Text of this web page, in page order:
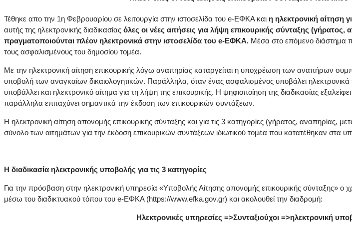
Τέθηκε απο την 1η Φεβρουαρίου σε λειτουργία στην ιστοσελίδα του e-ΕΦΚΑ και η ηλεκτρονική αίτηση
αυτής της ηλεκτρονικής διαδικασίας όλες οι νέες αιτήσεις για λήψη επικουρικής σύνταξης
πραγματοποιούνται πλέον ηλεκτρονικά στην ιστοσελίδα του e-ΕΦΚΑ. Μέσα στο επόμενο διάστημα
τους ασφαλισμένους του δημοσίου τομέα.
Με την ηλεκτρονική αίτηση επικουρικής λόγω αναπηρίας καταργείται η υποχρέωση των αναπήρων
υποβολή των αναγκαίων δικαιολογητικών. Παράλληλα, όταν ένας ασφαλισμένος υποβάλει ηλεκτρονικά
υποβάλλει και ηλεκτρονικό αίτημα για τη λήψη της επικουρικής. Η ψηφιοποίηση της διαδικασίας
παράλληλα επιταχύνει σημαντικά την έκδοση των επικουρικών συντάξεων.
Η ηλεκτρονική αίτηση απονομής επικουρικής σύνταξης και για τις 3 κατηγορίες (γήρατος, αναπηρίας,
σύνολο των αιτημάτων για την έκδοση επικουρικών συντάξεων ιδιωτικού τομέα που κατατέθηκαν στα
Η διαδικασία ηλεκτρονικής υποβολής για τις 3 κατηγορίες
Για την πρόσβαση στην ηλεκτρονική υπηρεσία «Υποβολής Αίτησης απονομής επικουρικής σύνταξης» o
μέσω του διαδικτυακού τόπου του e-ΕΦΚΑ (https://www.efka.gov.gr) και ακολουθεί την διαδρομή:
Ηλεκτρονικές υπηρεσίες =>Συνταξιούχοι =>ηλεκτρονική